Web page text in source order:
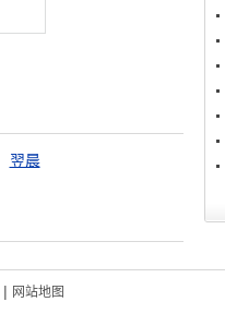
翌晨
| 网站地图